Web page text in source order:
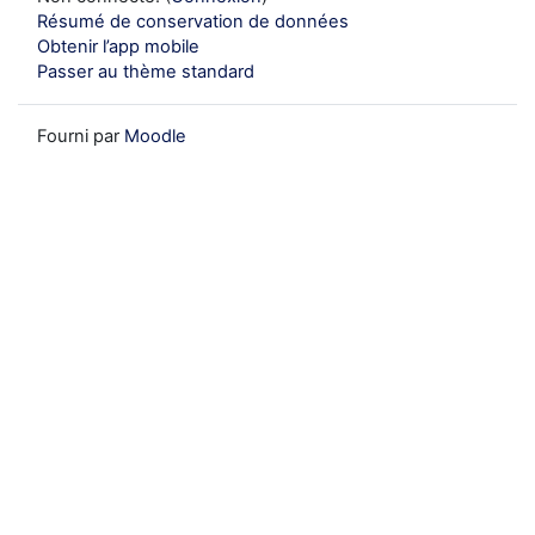
Résumé de conservation de données
Obtenir l’app mobile
Passer au thème standard
Fourni par Moodle